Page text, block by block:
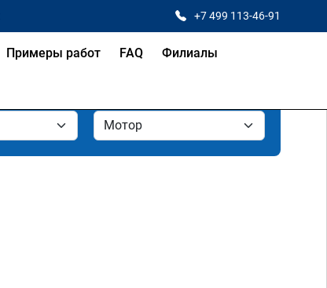
+7 499 113-46-91
Примеры работ FAQ Филиалы